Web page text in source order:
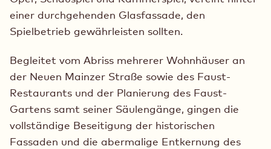
einer durchgehenden Glasfassade, den
Spielbetrieb gewährleisten sollten.
Begleitet vom Abriss mehrerer Wohnhäuser an
der Neuen Mainzer Straße sowie des Faust-
Restaurants und der Planierung des Faust-
Gartens samt seiner Säulengänge, gingen die
vollständige Beseitigung der historischen
Fassaden und die abermalige Entkernung des